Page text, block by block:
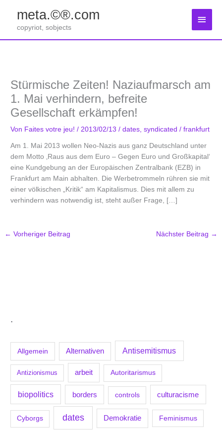
springen
meta.©®.com
copyriot, sobjects
.
Allgemein Alternativen Antisemitismus
Antizionismus arbeit Autoritarismus
biopolitics borders controls culturacisme
Cyborgs dates Demokratie Feminismus
Stürmische Zeiten! Naziaufmarsch am
1. Mai verhindern, befreite
Gesellschaft erkämpfen!
Von Faites votre jeu!/ 2013/02/13/dates ,syndicated /frankfurt
Am 1. Mai 2013 wollen Neo-Nazis aus ganz Deutschland unter
dem Motto ‚Raus aus dem Euro – Gegen Euro und Großkapital‘
eine Kundgebung an der Europäischen Zentralbank (EZB) in
Frankfurt am Main abhalten. Die Werbetrommeln rühren sie mit
einer völkischen „Kritik“ am Kapitalismus. Dies mit allem zu
verhindern was notwendig ist, steht außer Frage, […]
← Vorheriger Beitrag Nächster Beitrag →